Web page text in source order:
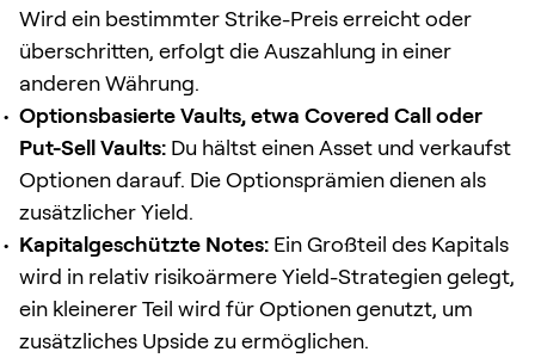
Wird ein bestimmter Strike-Preis erreicht oder
überschritten, erfolgt die Auszahlung in einer
anderen Währung.
Optionsbasierte Vaults, etwa Covered Call oder
Put-Sell Vaults: Du hältst einen Asset und verkaufst
Optionen darauf. Die Optionsprämien dienen als
zusätzlicher Yield.
Kapitalgeschützte Notes: Ein Großteil des Kapitals
wird in relativ risikoärmere Yield-Strategien gelegt,
ein kleinerer Teil wird für Optionen genutzt, um
zusätzliches Upside zu ermöglichen.